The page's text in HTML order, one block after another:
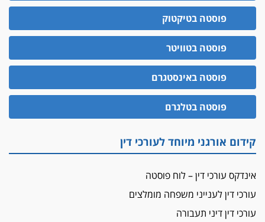
פוסטה בטיקטוק
פוסטה בטוויטר
פוסטה באינסטגרם
פוסטה בטלגרם
קידום אורגני מיוחד לעורכי דין
אינדקס עורכי דין – לוח פוסטה
עורכי דין לענייני משפחה מומלצים
עורכי דין דיני תעבורה